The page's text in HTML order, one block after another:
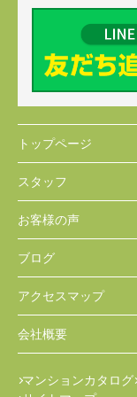
トップページ
スタッフ
お客様の声
ブログ
アクセスマップ
会社概要
マンションカタログ